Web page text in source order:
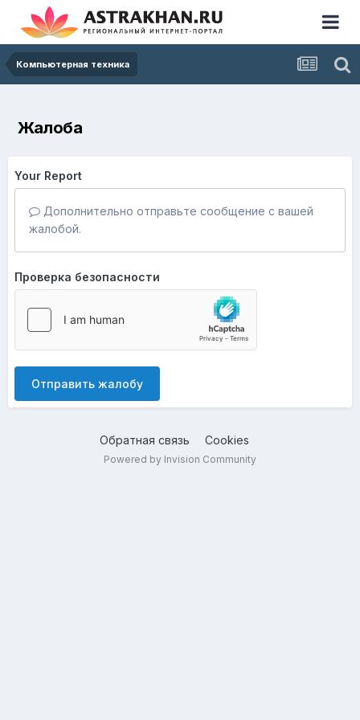
Компьютерная техника
Жалоба
Your Report
Дополнительно отправьте сообщение с вашей
жалобой.
Проверка безопасности
Отправить жалобу
Обратная связь Cookies
Powered by Invision Community